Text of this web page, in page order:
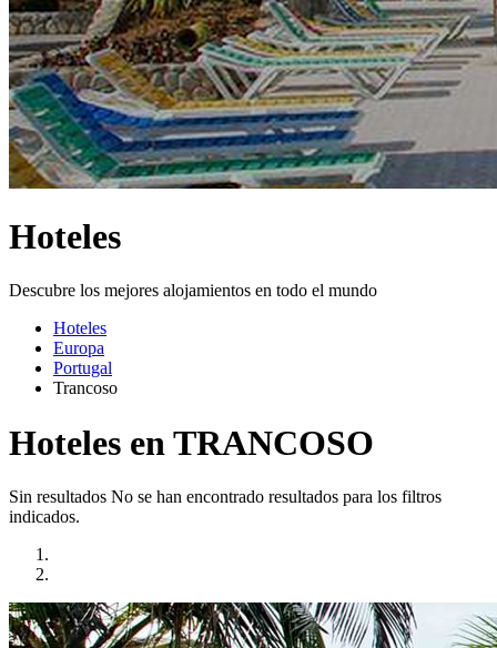
Hoteles
Descubre los mejores alojamientos en todo el mundo
Hoteles
Europa
Portugal
Trancoso
Hoteles en TRANCOSO
Sin resultados No se han encontrado resultados para los filtros
indicados.